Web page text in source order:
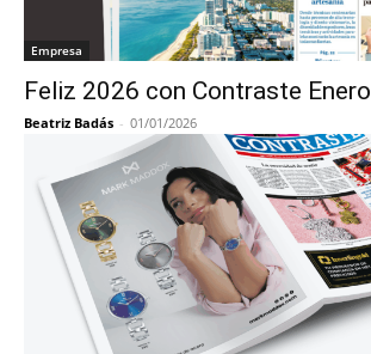
Empresa
Feliz 2026 con Contraste Enero
Beatriz Badás - 01/01/2026